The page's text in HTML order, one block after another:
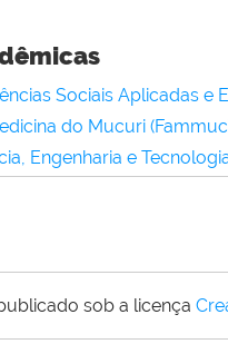
Sociais Aplicadas e
do Mucuri
Engenharia e
sob a licença